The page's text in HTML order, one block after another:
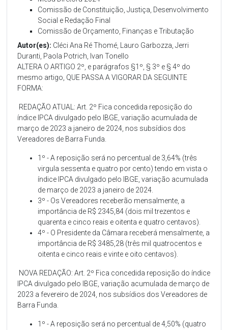
Comissão de Constituição, Justiça, Desenvolvimento
Social e Redação Final
Comissão de Orçamento, Finanças e Tributação
Autor(es): Cléci Ana Ré Thomé, Lauro Garbozza, Jerri
Duranti, Paola Potrich, Ivan Tonello
ALTERA O ARTIGO 2º, e parágrafos §1º, § 3º e § 4º do
mesmo artigo, QUE PASSA A VIGORAR DA SEGUINTE
FORMA:
REDAÇÃO ATUAL: Art. 2º Fica concedida reposição do
índice IPCA divulgado pelo IBGE, variação acumulada de
março de 2023 a janeiro de 2024, nos subsídios dos
Vereadores de Barra Funda.
1º - A reposição será no percentual de 3,64% (três
virgula sessenta e quatro por cento) tendo em vista o
índice IPCA divulgado pelo IBGE, variação acumulada
de março de 2023 a janeiro de 2024.
3º - Os Vereadores receberão mensalmente, a
importância de R$ 2345,84 (dois mil trezentos e
quarenta e cinco reais e oitenta e quatro centavos).
4º - O Presidente da Câmara receberá mensalmente, a
importância de R$ 3485,28 (três mil quatrocentos e
oitenta e cinco reais e vinte e oito centavos).
NOVA REDAÇÃO: Art. 2º Fica concedida reposição do índice
IPCA divulgado pelo IBGE, variação acumulada de março de
2023 a fevereiro de 2024, nos subsídios dos Vereadores de
Barra Funda.
1º - A reposição será no percentual de 4,50% (quatro